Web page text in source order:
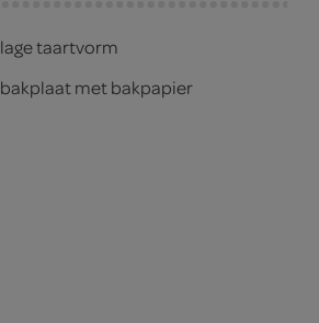
lage taartvorm
bakplaat met bakpapier